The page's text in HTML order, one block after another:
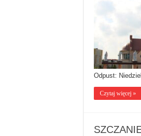
Odpust:
Czytaj więcej »